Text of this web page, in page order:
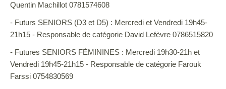
Quentin Machillot 0781574608
- Futurs SENIORS (D3 et D5) : Mercredi et Vendredi 19h45-
21h15 - Responsable de catégorie David Lefèvre 0786515820
- Futures SENIORS FÉMININES : Mercredi 19h30-21h et
Vendredi 19h45-21h15 - Responsable de catégorie Farouk
Farssi 0754830569